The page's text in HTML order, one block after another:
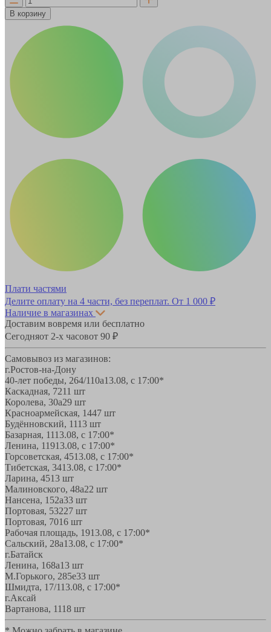
В корзину
Плати частями
Делите оплату на 4 части, без переплат. От 1 000 ₽
Наличие в магазинах
Доставим вовремя или бесплатно
Сегодняот 2-х часовот 90 ₽
Самовывоз из магазинов:
г.Ростов-на-Дону
40-лет победы, 264/110а13.08, с 17:00*
Каскадная, 7211 шт
Королева, 30а29 шт
Красноармейская, 1447 шт
Будённовский, 1113 шт
Базарная, 1113.08, с 17:00*
Ленина, 11913.08, с 17:00*
Горсоветская, 4513.08, с 17:00*
Тибетская, 3413.08, с 17:00*
Ларина, 4513 шт
Малиновского, 48а22 шт
Нансена, 152а33 шт
Портовая, 53227 шт
Портовая, 7016 шт
Рабочая площадь, 1913.08, с 17:00*
Сальский, 28a13.08, с 17:00*
г.Батайск
Ленина, 168а13 шт
М.Горького, 285е33 шт
Шмидта, 17/113.08, с 17:00*
г.Аксай
Вартанова, 1118 шт